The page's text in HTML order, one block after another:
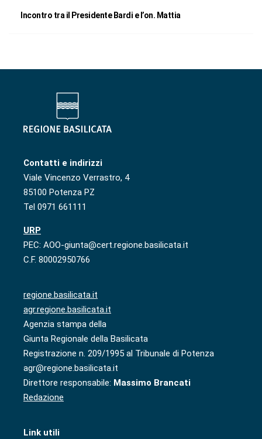
Incontro tra il Presidente Bardi e l’on. Mattia
Contatti e indirizzi
Viale Vincenzo Verrastro, 4
85100 Potenza PZ
Tel 0971 661111
URP
PEC: AOO-giunta@cert.regione.basilicata.it
C.F. 80002950766
regione.basilicata.it
agr.regione.basilicata.it
Agenzia stampa della
Giunta Regionale della Basilicata
Registrazione n. 209/1995 al Tribunale di Potenza
agr@regione.basilicata.it
Direttore responsabile: Massimo Brancati
Redazione
Link utili